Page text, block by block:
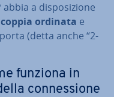
abbia a di­spo­si­zio­ne
coppia ordinata e
(detta anche “2-
funziona in
con­nes­sio­ne